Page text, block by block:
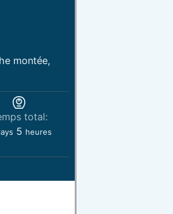
montée,
total:
5 heures